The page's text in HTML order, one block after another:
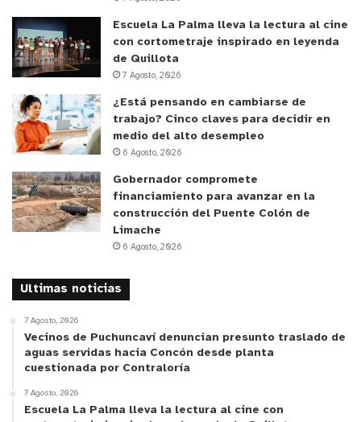
Al respecto, la Enfermera Supervisora del Servicio,
Daniela Vidal Cortés, señaló que en esta etapa de
operación inicial el área tendrá dedicación
evacuados desde la Unidad de Recuperación
Anestésica después de ser intervenidos
quirúrgicamente, aportando con ello a los
procesos institucionales y a la disposición de
camas para pacientes de post operatorio.
“Es un servicio que cuenta con 15 habitaciones,
pacientes post quirúrgicos institucionales, en una
primera instancia, con prestaciones básicas. La
idea es ir avanzando a una modalidad pensionista,
mientras salen los convenios con los médicos
interesados en trabajar en el área de Pensionado.
Así es que ahora, el día de hoy, comenzamos con
las 15 habitaciones con pacientes institucionales, y
Escuela La Palma lleva la lectura al cine
con cortometraje inspirado en leyenda
de Quillota
7 Agosto, 2026
¿Está pensando en cambiarse de
trabajo? Cinco claves para decidir en
medio del alto desempleo
6 Agosto, 2026
Gobernador compromete
financiamiento para avanzar en la
construcción del Puente Colón de
Limache
6 Agosto, 2026
Ultimas noticias
7 Agosto, 2026
Vecinos de Puchuncaví denuncian presunto traslado de
aguas servidas hacia Concón desde planta
cuestionada por Contraloría
7 Agosto, 2026
Escuela La Palma lleva la lectura al cine con